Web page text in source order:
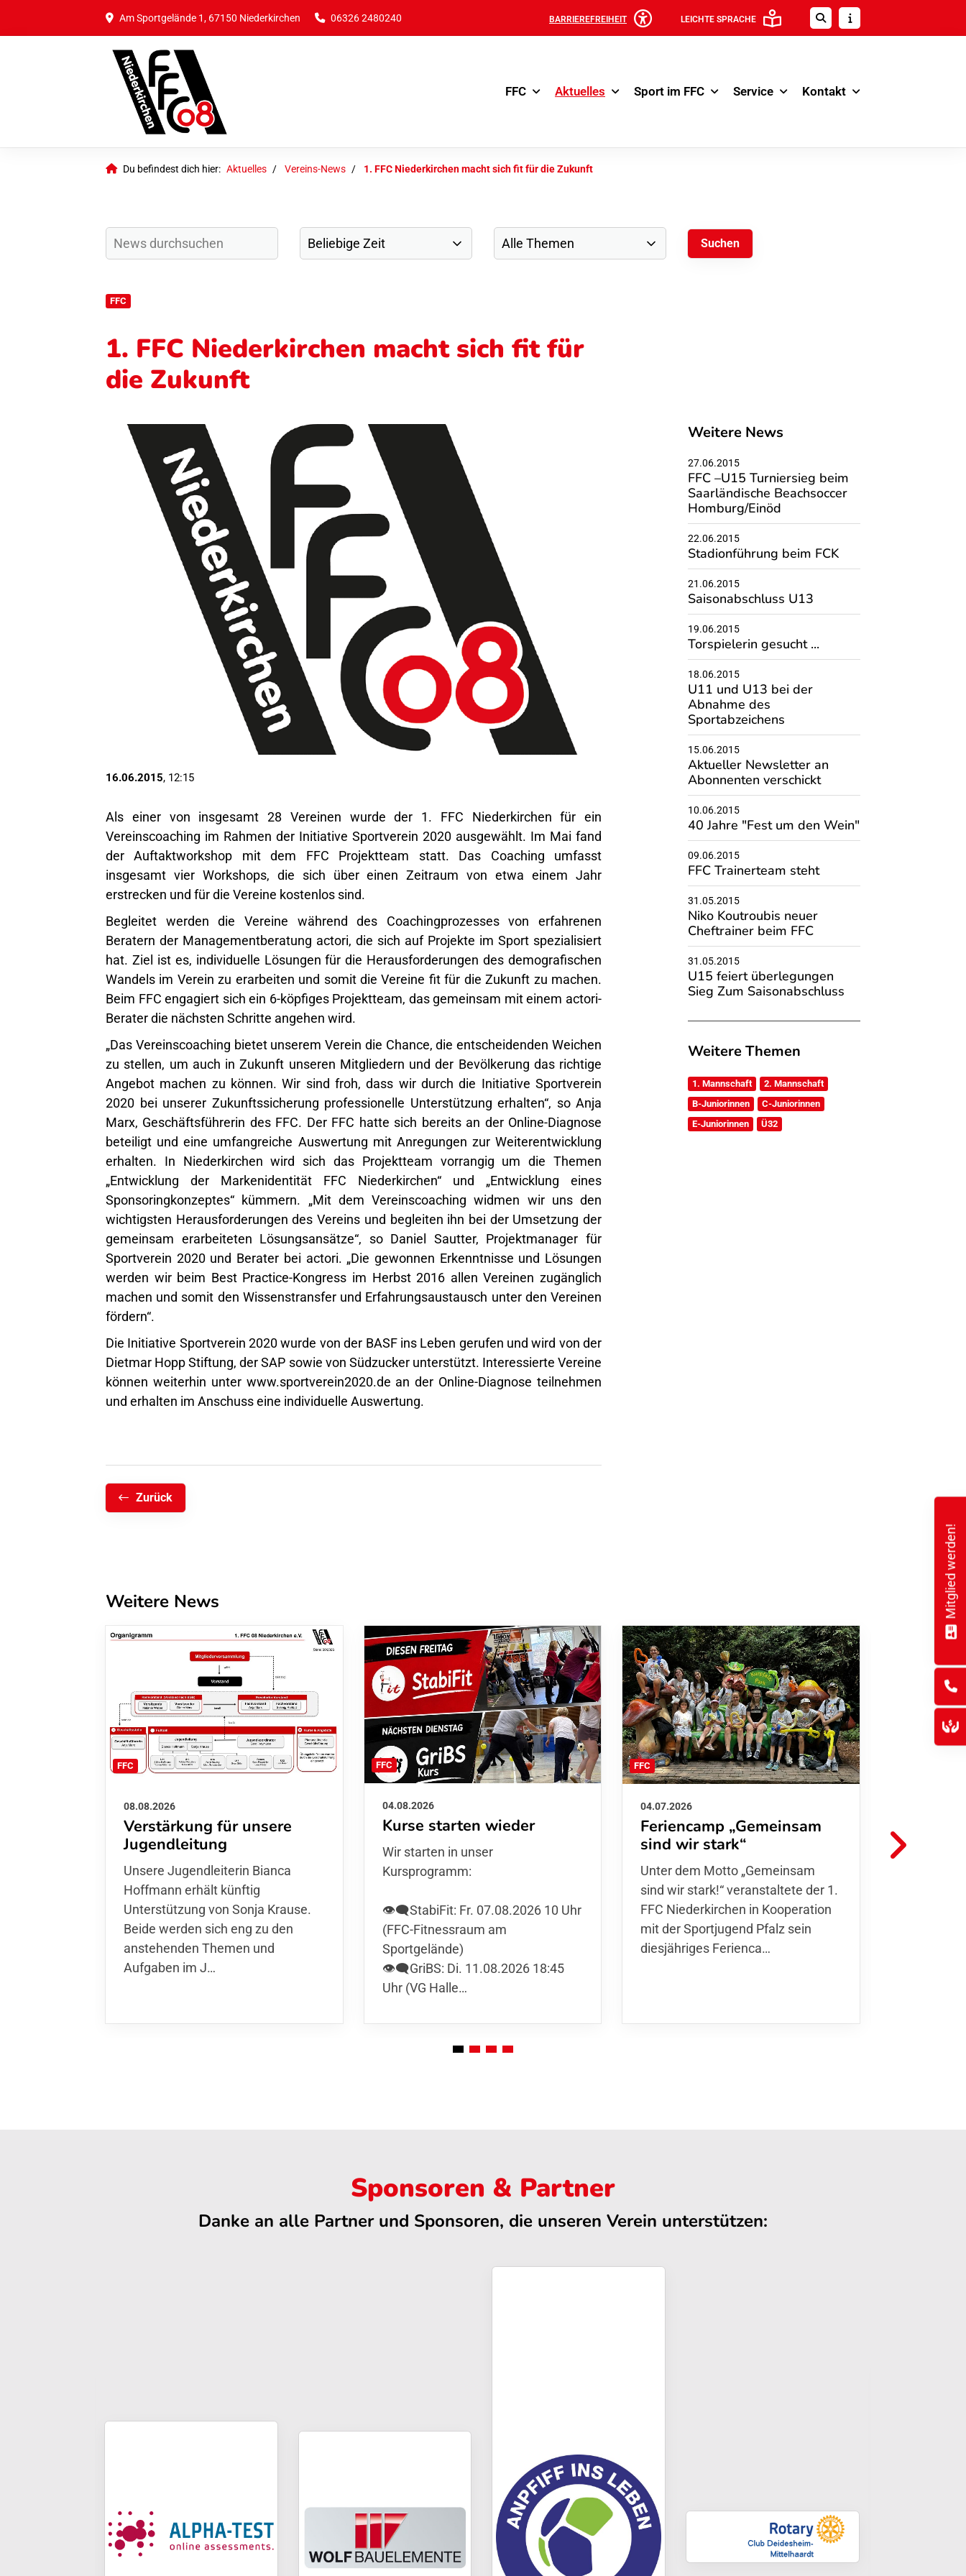
Am Sportgelände 1, 67150 Niederkirchen 06326 2480240 BARRIEREFREIHEIT LEICHTE SPRACHE
FFC Aktuelles Sport im FFC Service Kontakt
Du befindest dich hier: Aktuelles Vereins-News 1. FFC Niederkirchen macht sich fit für die Zukunft
FFC
1. FFC Niederkirchen macht sich fit für
die Zukunft
16.06.2015, 12:15
Als einer von insgesamt 28 Vereinen wurde der 1. FFC Niederkirchen für ein
Vereinscoaching im Rahmen der Initiative Sportverein 2020 ausgewählt. Im Mai fand
der Auftaktworkshop mit dem FFC Projektteam statt. Das Coaching umfasst
insgesamt vier Workshops, die sich über einen Zeitraum von etwa einem Jahr
erstrecken und für die Vereine kostenlos sind.
Begleitet werden die Vereine während des Coachingprozesses von erfahrenen
Beratern der Managementberatung actori, die sich auf Projekte im Sport spezialisiert
hat. Ziel ist es, individuelle Lösungen für die Herausforderungen des demografischen
Wandels im Verein zu erarbeiten und somit die Vereine fit für die Zukunft zu machen.
Beim FFC engagiert sich ein 6-köpfiges Projektteam, das gemeinsam mit einem actori-
Berater die nächsten Schritte angehen wird.
„Das Vereinscoaching bietet unserem Verein die Chance, die entscheidenden Weichen
zu stellen, um auch in Zukunft unseren Mitgliedern und der Bevölkerung das richtige
Angebot machen zu können. Wir sind froh, dass wir durch die Initiative Sportverein
2020 bei unserer Zukunftssicherung professionelle Unterstützung erhalten“, so Anja
Marx, Geschäftsführerin des FFC. Der FFC hatte sich bereits an der Online-Diagnose
beteiligt und eine umfangreiche Auswertung mit Anregungen zur Weiterentwicklung
erhalten. In Niederkirchen wird sich das Projektteam vorrangig um die Themen
„Entwicklung der Markenidentität FFC Niederkirchen“ und „Entwicklung eines
Sponsoringkonzeptes“ kümmern. „Mit dem Vereinscoaching widmen wir uns den
wichtigsten Herausforderungen des Vereins und begleiten ihn bei der Umsetzung der
gemeinsam erarbeiteten Lösungsansätze“, so Daniel Sautter, Projektmanager für
Sportverein 2020 und Berater bei actori. „Die gewonnen Erkenntnisse und Lösungen
werden wir beim Best Practice-Kongress im Herbst 2016 allen Vereinen zugänglich
machen und somit den Wissenstransfer und Erfahrungsaustausch unter den Vereinen
fördern“.
Die Initiative Sportverein 2020 wurde von der BASF ins Leben gerufen und wird von der
Dietmar Hopp Stiftung, der SAP sowie von Südzucker unterstützt. Interessierte Vereine
können weiterhin unter www.sportverein2020.de an der Online-Diagnose teilnehmen
und erhalten im Anschuss eine individuelle Auswertung.
Zurück
Weitere News
27.06.2015
FFC –U15 Turniersieg beim
Saarländische Beachsoccer
Homburg/Einöd
22.06.2015
Stadionführung beim FCK
21.06.2015
Saisonabschluss U13
19.06.2015
Torspielerin gesucht ...
18.06.2015
U11 und U13 bei der
Abnahme des
Sportabzeichens
15.06.2015
Aktueller Newsletter an
Abonnenten verschickt
10.06.2015
40 Jahre "Fest um den Wein"
09.06.2015
FFC Trainerteam steht
31.05.2015
Niko Koutroubis neuer
Cheftrainer beim FFC
31.05.2015
U15 feiert überlegungen
Sieg Zum Saisonabschluss
Weitere Themen
1. Mannschaft
2. Mannschaft
B-Juniorinnen
C-Juniorinnen
E-Juniorinnen
Ü32
Weitere News
FFC
08.08.2026
Verstärkung für unsere
Jugendleitung
Unsere Jugendleiterin Bianca
Hoffmann erhält künftig
Unterstützung von Sonja Krause.
Beide werden sich eng zu den
anstehenden Themen und
Aufgaben im J…
FFC
04.08.2026
Kurse starten wieder
Wir starten in unser
Kursprogramm:
👁️‍🗨️StabiFit: Fr. 07.08.2026 10 Uhr
(FFC-Fitnessraum am
Sportgelände)
👁️‍🗨️GriBS: Di. 11.08.2026 18:45
Uhr (VG Halle…
FFC
04.07.2026
Feriencamp „Gemeinsam
sind wir stark“
Unter dem Motto „Gemeinsam sind
wir stark!“ veranstaltete der 1. FFC
Niederkirchen in Kooperation mit
der Sportjugend Pfalz sein
diesjähriges Ferienca…
Sponsoren & Partner
Danke an alle Partner und Sponsoren, die unseren Verein unterstützen:
Mitglied werden!